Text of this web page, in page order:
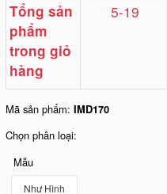
Tổng sản
phẩm
trong giỏ
hàng
5-19
Mã sản phẩm:IMD170
Chọn phân loại:
Mẫu
Như Hình